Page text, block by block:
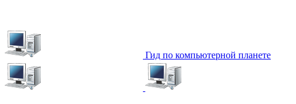
Гид по компьютерной планете